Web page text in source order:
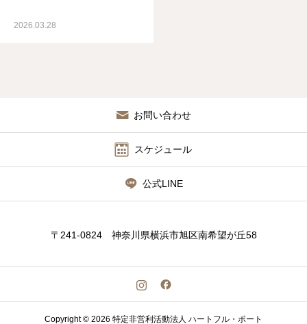
2026.03.28
お問い合わせ
スケジュール
公式LINE
〒241-0824 神奈川県横浜市旭区南希望が丘58
Copyright © 2026 特定非営利活動法人 ハートフル・ポート